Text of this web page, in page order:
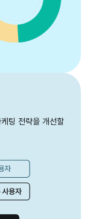
팅 전략을 개선할